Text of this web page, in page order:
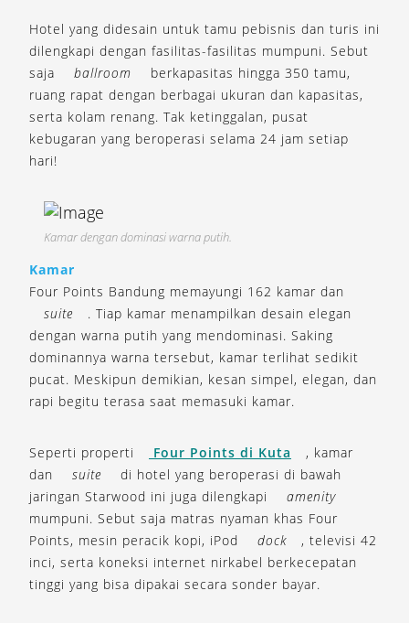
Hotel yang didesain untuk tamu pebisnis dan turis ini
dilengkapi dengan fasilitas-fasilitas mumpuni. Sebut
saja
ballroom
berkapasitas hingga 350 tamu,
ruang rapat dengan berbagai ukuran dan kapasitas,
serta kolam renang. Tak ketinggalan, pusat
kebugaran yang beroperasi selama 24 jam setiap
hari!
Kamar dengan dominasi warna putih.
Kamar
Four Points Bandung memayungi 162 kamar dan
suite
. Tiap kamar menampilkan desain elegan
dengan warna putih yang mendominasi. Saking
dominannya warna tersebut, kamar terlihat sedikit
pucat. Meskipun demikian, kesan simpel, elegan, dan
rapi begitu terasa saat memasuki kamar.
Seperti properti Four Points di Kuta
, kamar
dan
suite
di hotel yang beroperasi di bawah
jaringan Starwood ini juga dilengkapi
amenity
mumpuni. Sebut saja matras nyaman khas Four
Points, mesin peracik kopi, iPod
dock
, televisi 42
inci, serta koneksi internet nirkabel berkecepatan
tinggi yang bisa dipakai secara sonder bayar.